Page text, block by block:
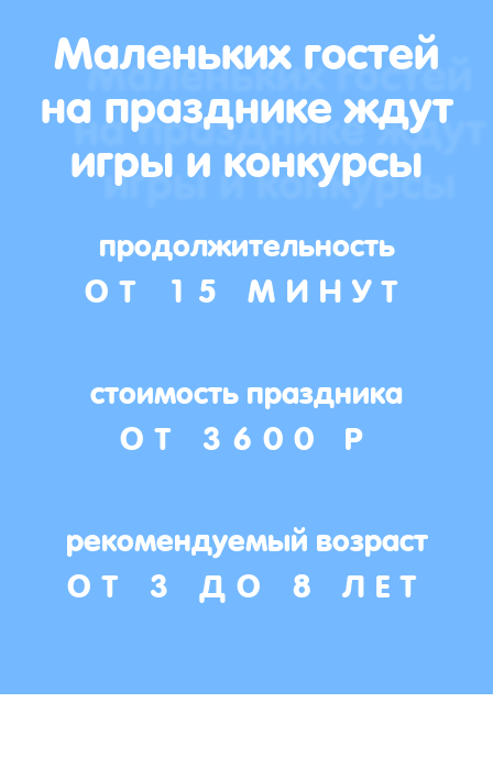
Маленьких гостей
на празднике ждут
игры и конкурсы
продолжительность
ОТ 15 МИНУТ
стоимость праздника
ОТ 3600 Р
рекомендуемый возраст
ОТ 3 ДО 8 ЛЕТ